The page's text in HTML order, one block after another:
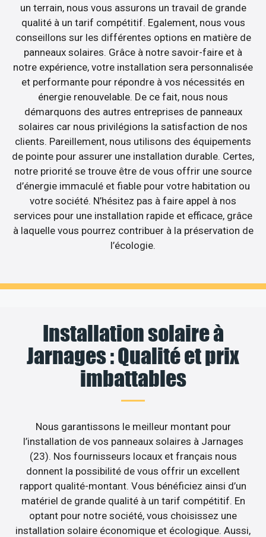
un terrain, nous vous assurons un travail de grande
qualité à un tarif compétitif. Egalement, nous vous
conseillons sur les différentes options en matière de
panneaux solaires. Grâce à notre savoir-faire et à
notre expérience, votre installation sera personnalisée
et performante pour répondre à vos nécessités en
énergie renouvelable. De ce fait, nous nous
démarquons des autres entreprises de panneaux
solaires car nous privilégions la satisfaction de nos
clients. Pareillement, nous utilisons des équipements
de pointe pour assurer une installation durable. Certes,
notre priorité se trouve être de vous offrir une source
d’énergie immaculé et fiable pour votre habitation ou
votre société. N’hésitez pas à faire appel à nos
services pour une installation rapide et efficace, grâce
à laquelle vous pourrez contribuer à la préservation de
l’écologie.
Installation solaire à
Jarnages : Qualité et prix
imbattables
Nous garantissons le meilleur montant pour
l’installation de vos panneaux solaires à Jarnages
(23). Nos fournisseurs locaux et français nous
donnent la possibilité de vous offrir un excellent
rapport qualité-montant. Vous bénéficiez ainsi d’un
matériel de grande qualité à un tarif compétitif. En
optant pour notre société, vous choisissez une
installation solaire économique et écologique. Aussi,